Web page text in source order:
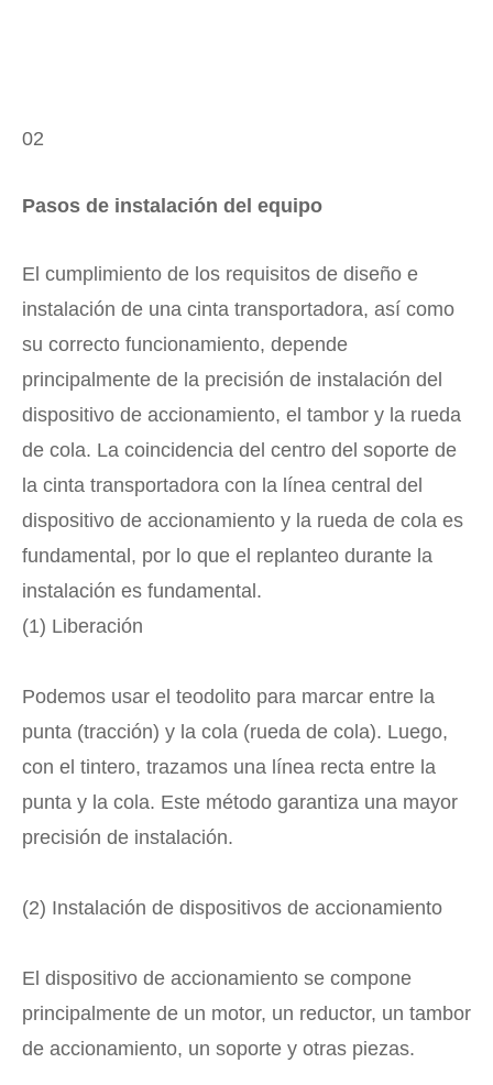
02
Pasos de instalación del equipo
El cumplimiento de los requisitos de diseño e
instalación de una cinta transportadora, así como
su correcto funcionamiento, depende
principalmente de la precisión de instalación del
dispositivo de accionamiento, el tambor y la rueda
de cola. La coincidencia del centro del soporte de
la cinta transportadora con la línea central del
dispositivo de accionamiento y la rueda de cola es
fundamental, por lo que el replanteo durante la
instalación es fundamental.
(1) Liberación
Podemos usar el teodolito para marcar entre la
punta (tracción) y la cola (rueda de cola). Luego,
con el tintero, trazamos una línea recta entre la
punta y la cola. Este método garantiza una mayor
precisión de instalación.
(2) Instalación de dispositivos de accionamiento
El dispositivo de accionamiento se compone
principalmente de un motor, un reductor, un tambor
de accionamiento, un soporte y otras piezas.